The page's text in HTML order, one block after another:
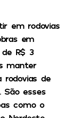
em rodovias
em
R$ 3
manter
de
São esses
como o